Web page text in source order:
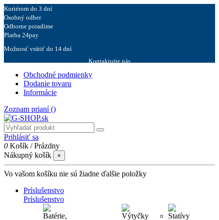
Kuriérom do 3 dní
Osobný odber
Odborne poradíme
Platba 24pay
Možnosť vrátiť do 14 dní
Kontaktujte nás
Obchodné podmienky
Dodanie tovaru
Informácie
Zoznam prianí ()
Prihlásiť sa
0 Košík /Prázdny
Nákupný košík
×
Vo vašom košíku nie sú žiadne ďalšie položky
Príslušenstvo
Príslušenstvo